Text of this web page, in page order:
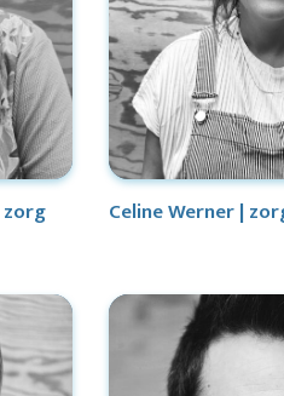
Celine Werner |